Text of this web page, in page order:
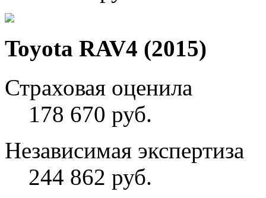
Toyota RAV4 (2015)
Страховая оценила
178 670 руб.
Независимая экспертиза
244 862 руб.